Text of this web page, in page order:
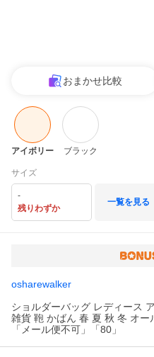
おまかせ比較
アイボリー ブラック
サイズ
-
残りわずか
一覧を見る
osharewalker
ショルダーバッグ レディース
雑貨 鞄 かばん 春 夏 秋 冬 オ
「メール便不可」「80」